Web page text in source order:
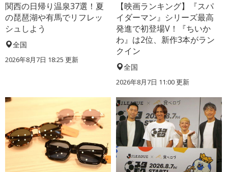
関西の日帰り温泉37選！夏
の琵琶湖や有馬でリフレッ
シュしよう
全国
2026年8月7日 18:25 更新
【映画ランキング】『スパ
イダーマン』シリーズ最高
発進で初登場V！『ちいか
わ』は2位、新作3本がラン
クイン
全国
2026年8月7日 11:00更新